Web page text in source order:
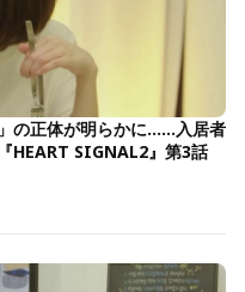
の正体が明らかに……入居者
HEART SIGNAL2』第3話